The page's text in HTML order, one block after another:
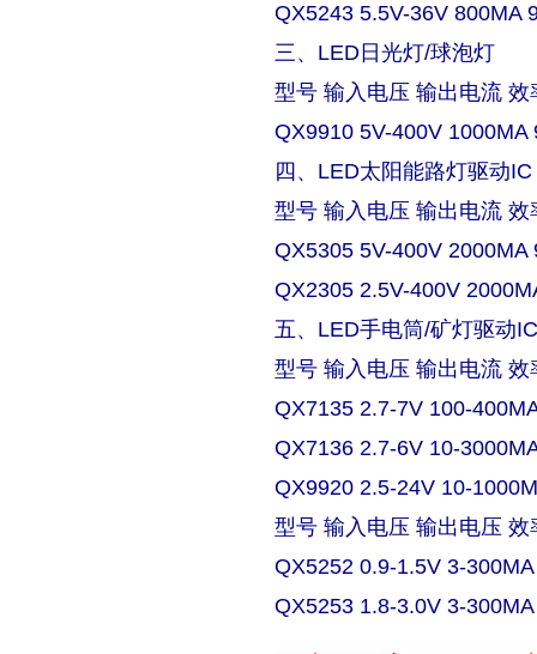
QX5243 5.5V-36V 800MA
三、LED日光灯/球泡灯
型号 输入电压 输出电流 效
QX9910 5V-400V 1000MA
四、LED太阳能路灯驱动IC
型号 输入电压 输出电流 效
QX5305 5V-400V 2000MA
QX2305 2.5V-400V
五、LED手电筒/矿灯驱动
型号 输入电压 输出电流 效
QX7135 2.7-7V 100-
QX7136 2.7-6V 10-
QX9920 2.5-24V 10-
型号 输入电压 输出电压 效
QX5252 0.9-1.5V 3-
QX5253 1.8-3.0V 3-